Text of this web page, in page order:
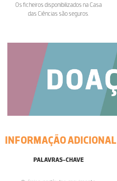
Os ficheiros disponibilizados na Casa
das Ciências são seguros.
INFORMAÇÃO ADICIONAL
PALAVRAS-CHAVE